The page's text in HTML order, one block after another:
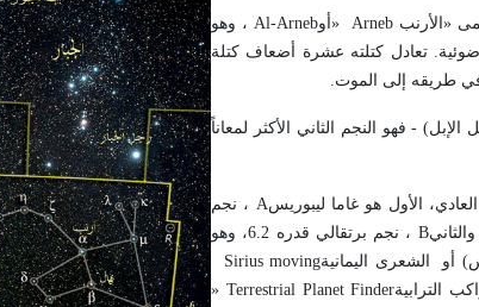
«الأرنب » Arneb أوAl-Arneb ، وهو
2.6، ويبعد عن الأرض مسافة 1300 سنة ضوئية. تعادل كتلته عشرة أضعاف كتلة
في طريقه إلى الموت.
الإبل) - فهو النجم الثاني الأكثر لمعاناً
الأول هو غاما ليبوريسA ، نجم
B
، نجم برتقالي قدره 6.2، وهو
أو الشعرى اليمانيةSirius moving
الترابية» Terrestrial Planet Finder